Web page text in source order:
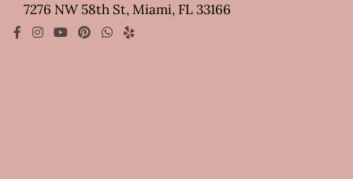
7276 NW 58th St, Miami, FL 33166